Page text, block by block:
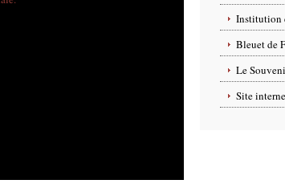
Institution
Bleuet de
Le
Site